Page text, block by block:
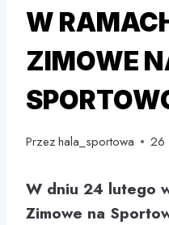
W
ZIMOWE
Przezhala_sportowa 26
W dniu 24 lutego
Zimowe na